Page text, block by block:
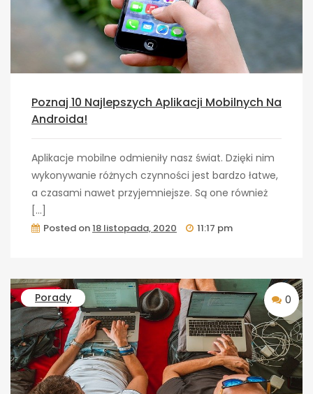
Poznaj 10 Najlepszych Aplikacji Mobilnych Na
Androida!
Aplikacje mobilne odmieniły nasz świat. Dzięki nim
wykonywanie różnych czynności jest bardzo łatwe,
a czasami nawet przyjemniejsze. Są one również
[…]
Posted on18 listopada, 2020 11:17 pm
Porady 0